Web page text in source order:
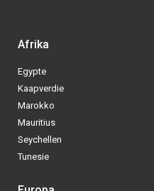
Afrika
Egypte
Kaapverdie
Marokko
Mauritius
Seychellen
Tunesie